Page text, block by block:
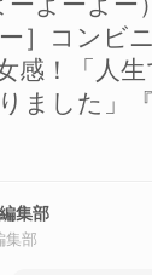
］コンビ
感！「人
ました」
集部
集部